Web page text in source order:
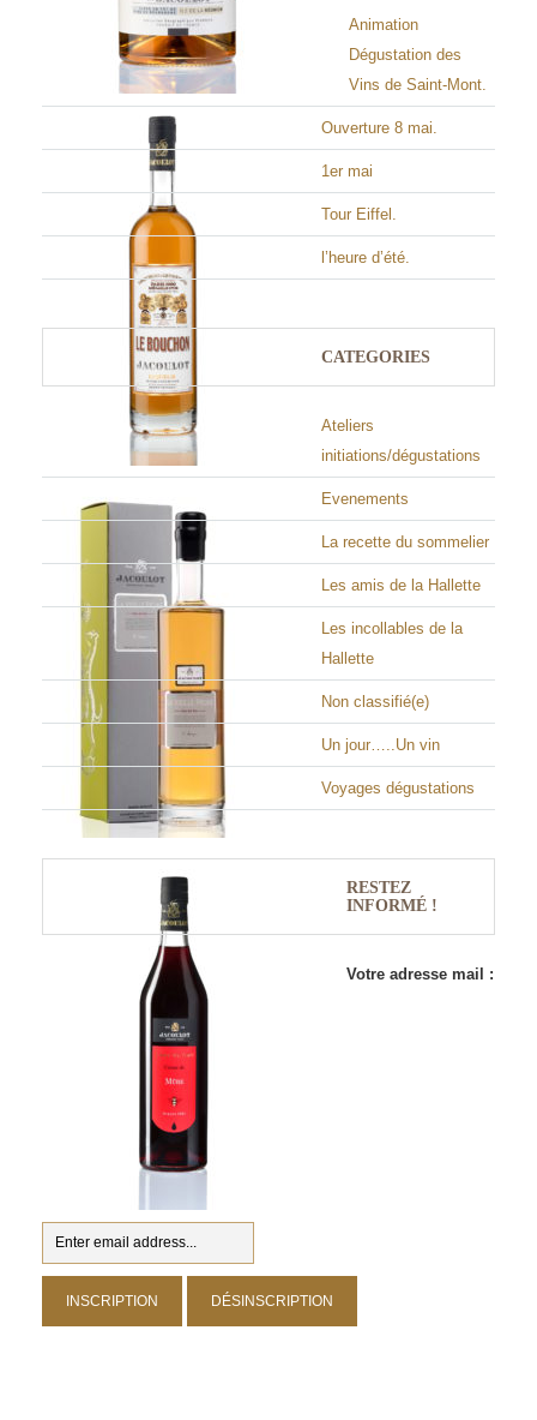
Animation
Dégustation des
Vins de Saint-Mont.
Ouverture 8 mai.
1er mai
Tour Eiffel.
l’heure d’été.
CATEGORIES
Ateliers
initiations/dégustations
Evenements
La recette du sommelier
Les amis de la Hallette
Les incollables de la
Hallette
Non classifié(e)
Un jour…..Un vin
Voyages dégustations
RESTEZ
INFORMÉ !
Votre adresse mail :